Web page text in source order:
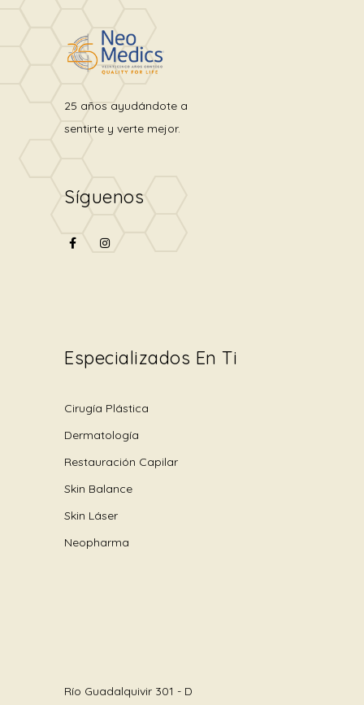
25 años ayudándote a
sentirte y verte mejor.
Síguenos
Especializados En Ti
Cirugía Plástica
Dermatología
Restauración Capilar
Skin Balance
Skin Láser
Neopharma
Río Guadalquivir 301 - D